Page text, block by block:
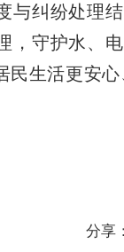
与纠纷处理
，守护水、
民生活更安
分享：